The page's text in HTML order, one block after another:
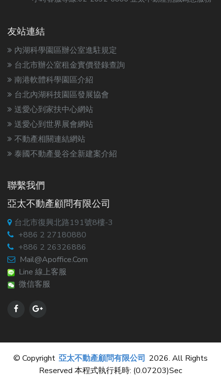
友站連結
內湖科學園區辦公室進駐規定
台北市辦公室租金實價登錄查詢
南港軟體科學園區介紹
台北內湖科技園區發展協會
送愛心到家扶中心網站
送愛心到世界展會網站
不動產相關連結網站
泰國不動產曼谷全新建案介紹
聯繫我們
亞太不動產顧問有限公司
台北市復興北路191號8樓-3
+886 2 27180880
+886 2 26326886
Mail@apoffice.com
Line 線上客服
微信客服
© Copyright 亞太不動產顧問有限公司 2026. All Rights
Reserved 本程式執行耗時: (0.07203)sec